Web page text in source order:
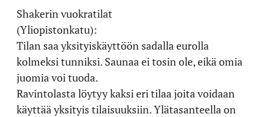
Shakerin vuokratilat
(Yliopistonkatu):
Tilan saa yksityiskäyttöön sadalla eurolla
kolmeksi tunniksi. Saunaa ei tosin ole, eikä omia
juomia voi tuoda.
Ravintolasta löytyy kaksi eri tilaa joita voidaan
käyttää yksityis tilaisuuksiin. Ylätasanteella on